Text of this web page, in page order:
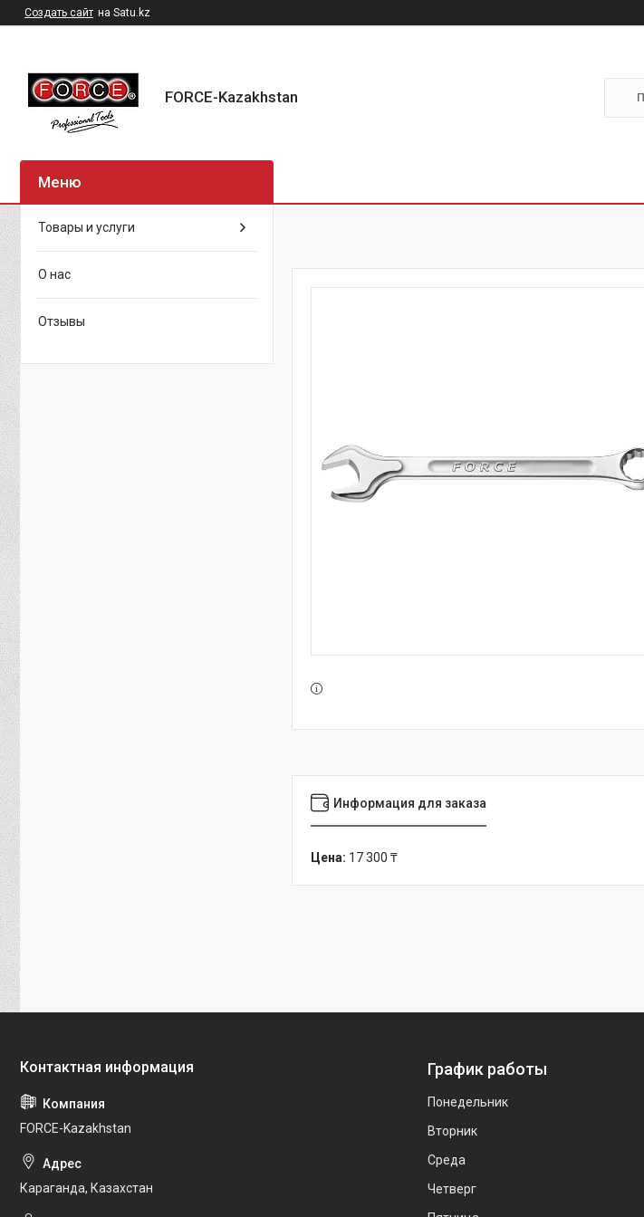
Создать сайт на Satu.kz
FORCE-Kazakhstan
Информация для заказа
Цена: 17 300 ₸
Товары и услуги
О нас
Отзывы
FORCE-Kazakhstan
Караганда, Казахстан
График работы
Понедельник
Вторник
Среда
Четверг